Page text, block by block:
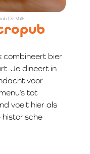
De Valk
combineert bier
Je dineert in
voor
tot
voelt hier als
historische